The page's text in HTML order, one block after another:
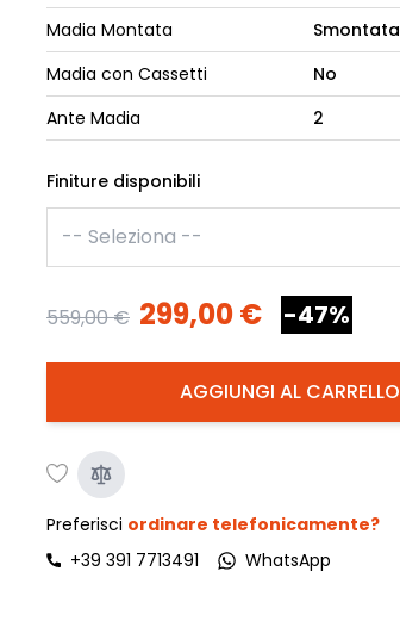
Madia Montata
Smontata
Madia con Cassetti
No
Ante Madia
2
Finiture disponibili
559,00 € 299,00 € -47%
AGGIUNGI AL CARRELLO
Preferisci ordinare telefonicamente?
+39 391 7713491
WhatsApp